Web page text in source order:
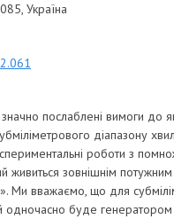
Україна
послаблені вимоги до
діапазону
роботи з
живиться зовнішнім
Ми вважаємо, що для
одночасно буде